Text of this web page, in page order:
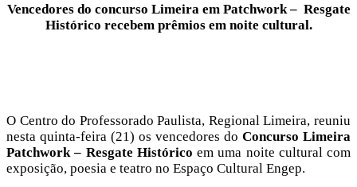
Vencedores do concurso Limeira em Patchwork – Resgate
Histórico recebem prêmios em noite cultural.
O Centro do Professorado Paulista, Regional Limeira, reuniu
nesta quinta-feira (21) os vencedores do Concurso Limeira
Patchwork – Resgate Histórico em uma noite cultural com
exposição, poesia e teatro no Espaço Cultural Engep.